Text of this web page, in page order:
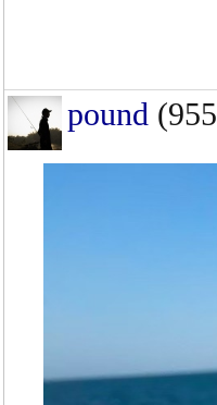
pound (955